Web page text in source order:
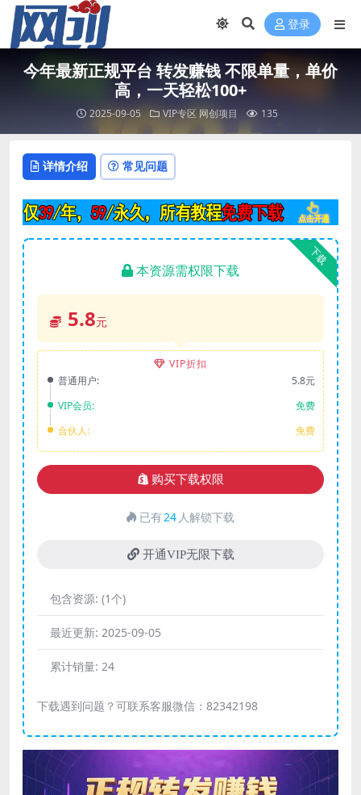
登录
今年最新正规平台 转发赚钱 不限单量，单价
高，一天轻松100+
2025-09-05 VIP专区 网创项目 135
详情介绍 常见问题
下载
本资源需权限下载
5.8元
VIP折扣
普通用户:
5.8元
VIP会员:
免费
合伙人:
免费
购买下载权限
已有24 人解锁下载
开通VIP无限下载
包含资源: (1个)
最近更新: 2025-09-05
累计销量: 24
下载遇到问题？可联系客服微信：82342198